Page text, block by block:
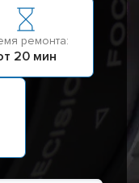
ремонта:
20 мин